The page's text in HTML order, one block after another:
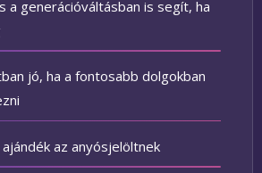
a generációváltásban is segít, ha
jó, ha a fontosabb dolgokban
az anyósjelöltnek